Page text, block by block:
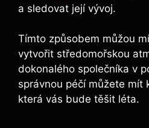
a sledovat její vývoj.
Tímto způsobem můžou
vytvořit středomořskou
dokonalého společníka v
správnou péčí můžete mít
která vás bude těšit léta.